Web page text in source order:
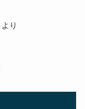
より